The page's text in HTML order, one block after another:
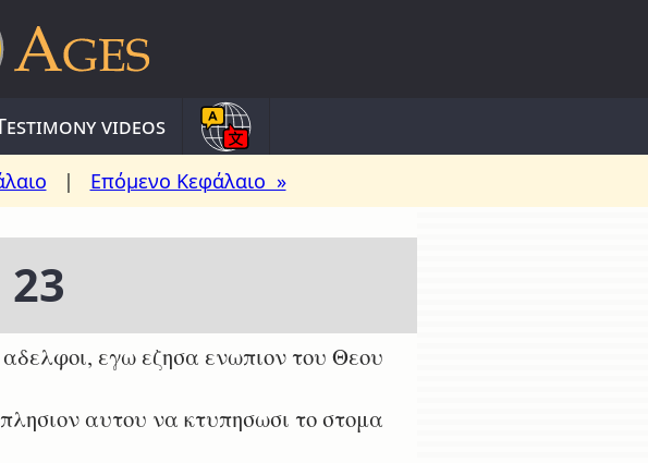
videos
| Επόμενο Κεφάλαιο »
εγω εζησα ενωπιον του Θεου
αυτου να κτυπησωσι το στομα